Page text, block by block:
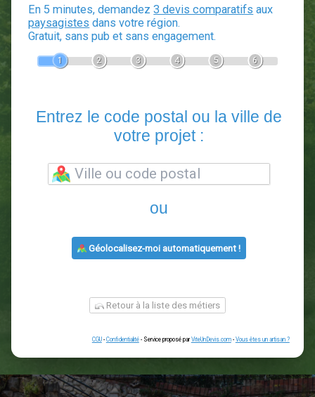
Devis Paysagiste
En 5 minutes, demandez3 devis comparatifs
2 3
Entrez le code postal ou la
ou